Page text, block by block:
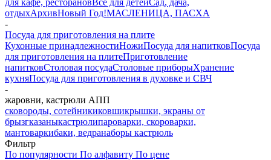
отдыхАрхивНовый Год!МАСЛЕНИЦА, ПАСХА
-
Посуда для приготовления на плите
Кухонные принадлежностиНожиПосуда для напитковПосуда
для приготовления на плитеПриготовление
напитковСтоловая посудаСтоловые приборыХранение
кухняПосуда для приготовления в духовке и СВЧ
-
жаровни, кастрюли АПП
сковороды, сотейникиковшикрышки, экраны от
брызгказаныкастрюлипароварки, скороварки,
мантоваркибаки, ведранаборы кастрюль
Фильтр
По популярности По алфавиту По цене